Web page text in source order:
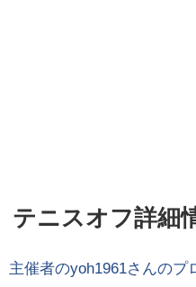
テニスオフ詳細
主催者のyoh1961さんのプ